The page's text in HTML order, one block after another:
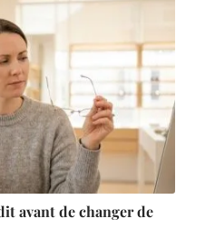
avant de changer de